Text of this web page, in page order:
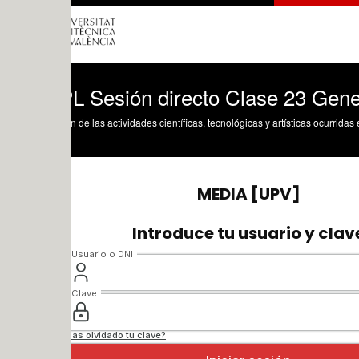
Sesión directo Clase 23
de las actividades científicas, tecnológicas y artísticas ocurridas en los tres